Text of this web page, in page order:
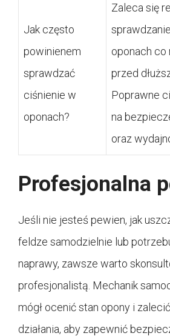
Jak często
powinienem
sprawdzać
ciśnienie w
oponach?
Zaleca się
oponach co
przed
Poprawne
na
oraz
Profesjonalna
Jeśli nie jesteś pewien, jak
feldze samodzielnie lub
naprawy, zawsze warto
profesjonalistą. Mechanik
mógł ocenić stan opony i
działania, aby zapewnić